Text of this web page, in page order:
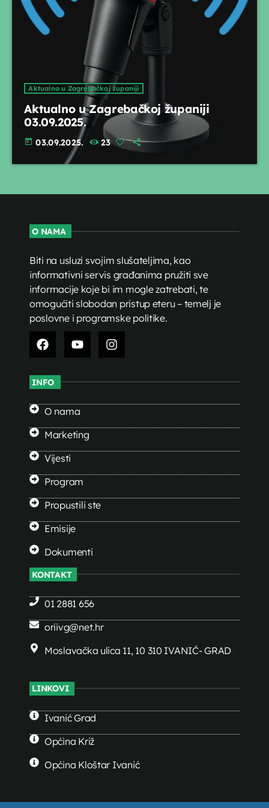
Aktualno u Zagrebačkoj županiji
Aktualno u Zagrebačkoj županiji
03.09.2025.
today 03.09.2025. 23
O NAMA
Biti na usluzi svojim slušateljima, kao
informativni servis građanima pružiti sve
informacije koje bi im mogle zatrebati, te
omogućiti slobodan pristup eteru – temelj je
poslovne i programske politike.
INFO
O nama
Marketing
Vijesti
Program
Propustili ste
Emisije
Dokumenti
KONTAKT
01 2881 656
oriivg@net.hr
Moslavačka ulica 11, 10 310 IVANIĆ- GRAD
LINKOVI
Ivanić Grad
Općina Križ
Općina Kloštar Ivanić